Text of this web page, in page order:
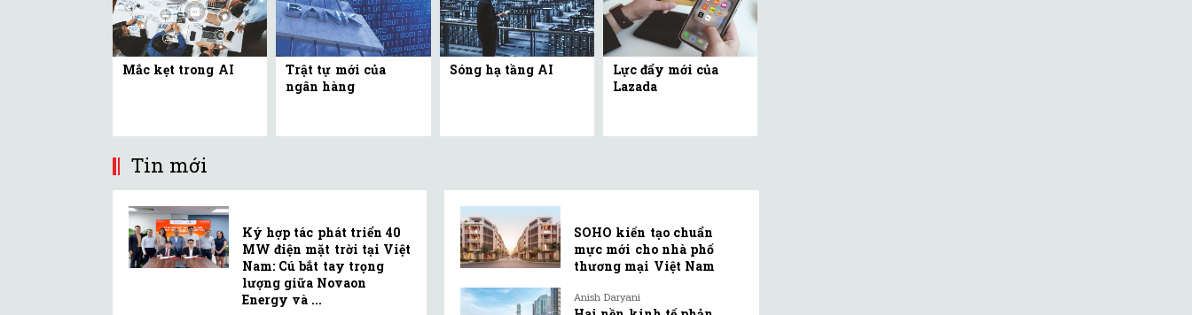
Mắc kẹt trong AI
Trật tự mới của
ngân hàng
Sóng hạ tầng AI
Lực đẩy mới của
Lazada
Tin mới
Ký hợp tác phát triển 40
MW điện mặt trời tại Việt
Nam: Cú bắt tay trọng
lượng giữa Novaon
Energy và ...
SOHO kiến tạo chuẩn
mực mới cho nhà phố
thương mại Việt Nam
Anish Daryani